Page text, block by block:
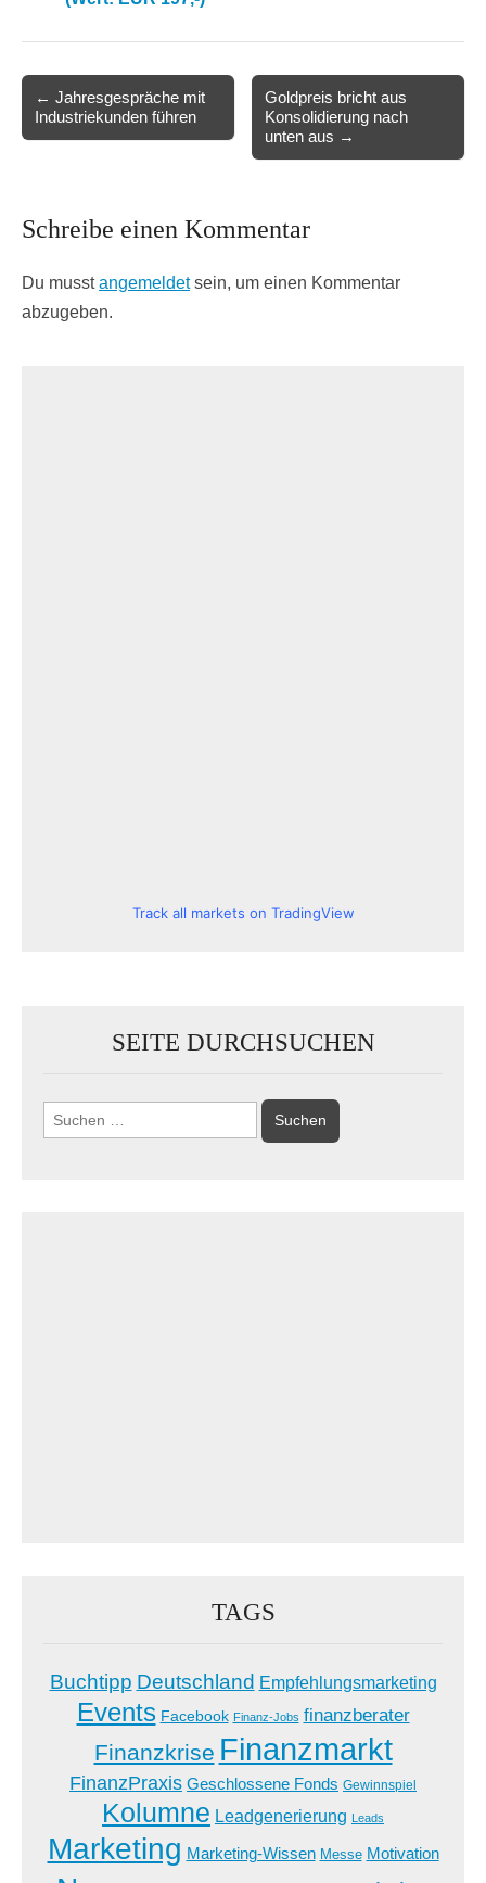
navigation
← Jahresgespräche mit
Industriekunden führen
Goldpreis bricht aus
Konsolidierung nach
unten aus →
Schreibe einen Kommentar
Du musstangemeldetsein, um einen Kommentar
abzugeben.
Track all markets on TradingView
SEITE DURCHSUCHEN
Suchen
nach:
TAGS
Buchtipp Deutschland Empfehlungsmarketing
Events Facebook Finanz-Jobs finanzberater
Finanzkrise Finanzmarkt
FinanzPraxis Geschlossene Fonds Gewinnspiel
Kolumne Leadgenerierung Leads
Marketing Marketing-Wissen Messe Motivation